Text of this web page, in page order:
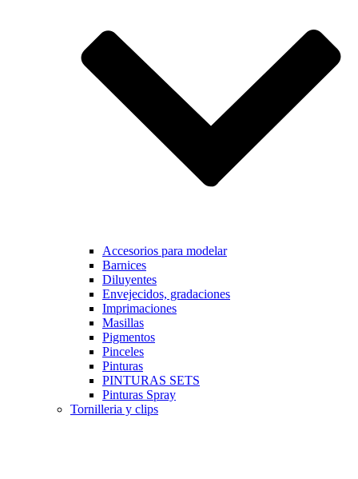
Accesorios para modelar
Barnices
Diluyentes
Envejecidos, gradaciones
Imprimaciones
Masillas
Pigmentos
Pinceles
Pinturas
PINTURAS SETS
Pinturas Spray
Tornilleria y clips